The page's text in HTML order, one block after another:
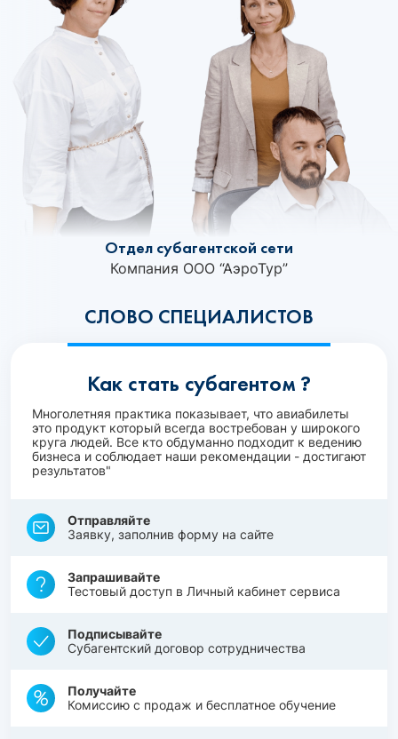
СЛОВО СПЕЦИАЛИСТОВ
Отдел субагентской сети
Компания ООО “АэроТур”
Как стать субагентом ?
Многолетняя практика показывает, что авиабилеты
это продукт который всегда востребован у широкого
круга людей. Все кто обдуманно подходит к ведению
бизнеса и соблюдает наши рекомендации - достигают
результатов"
Отправляйте
Заявку, заполнив форму на сайте
Запрашивайте
Тестовый доступ в Личный кабинет сервиса
Подписывайте
Субагентский договор сотрудничества
Получайте
Комиссию с продаж и бесплатное обучение